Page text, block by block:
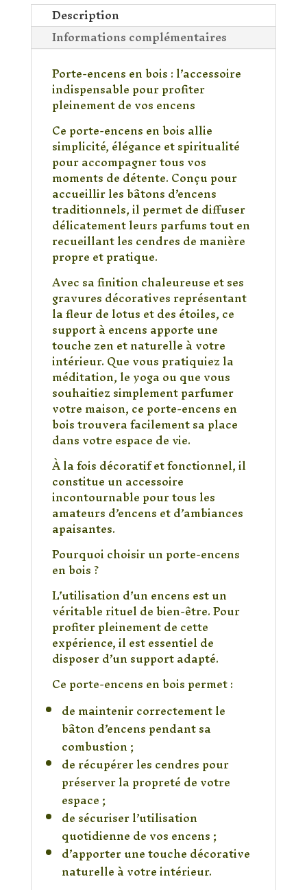
Bois
Gravé
Fleur
de
Lotus
Support
Encens
Artisanal
Description
Informations complémentaires
Porte-encens en bois : l’accessoire
indispensable pour profiter
pleinement de vos encens
Ce porte-encens en bois allie
simplicité, élégance et spiritualité
pour accompagner tous vos
moments de détente. Conçu pour
accueillir les bâtons d’encens
traditionnels, il permet de diffuser
délicatement leurs parfums tout en
recueillant les cendres de manière
propre et pratique.
Avec sa finition chaleureuse et ses
gravures décoratives représentant
la fleur de lotus et des étoiles, ce
support à encens apporte une
touche zen et naturelle à votre
intérieur. Que vous pratiquiez la
méditation, le yoga ou que vous
souhaitiez simplement parfumer
votre maison, ce porte-encens en
bois trouvera facilement sa place
dans votre espace de vie.
À la fois décoratif et fonctionnel, il
constitue un accessoire
incontournable pour tous les
amateurs d’encens et d’ambiances
apaisantes.
Pourquoi choisir un porte-encens
en bois ?
L’utilisation d’un encens est un
véritable rituel de bien-être. Pour
profiter pleinement de cette
expérience, il est essentiel de
disposer d’un support adapté.
Ce porte-encens en bois permet :
de maintenir correctement le
bâton d’encens pendant sa
combustion ;
de récupérer les cendres pour
préserver la propreté de votre
espace ;
de sécuriser l’utilisation
quotidienne de vos encens ;
d’apporter une touche décorative
naturelle à votre intérieur.